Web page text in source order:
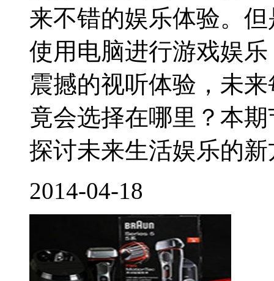
来不错的娱乐体验。
使用电脑进行游戏娱
震撼的视听体验，未
竟会选择在哪里？本
探讨未来生活娱乐的新
2014-04-18